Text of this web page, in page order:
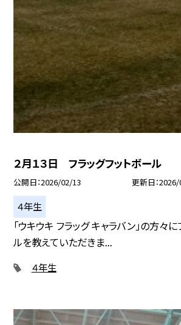
２月１３日 フラッグフットボール
公開日 2026/02/13 更新日
４年生
「ウキウキ フラッグ キャラバン」の方々
ルを教えていただきま...
４年生